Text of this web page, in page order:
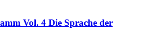
Vol. 4 Die Sprache der